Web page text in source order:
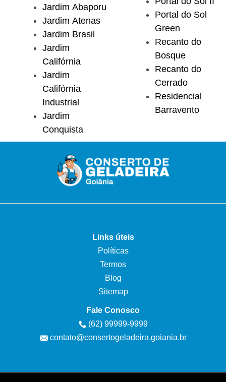
Jardim Abaporu
Jardim Atenas
Jardim Brasil
Jardim
Califórnia
Jardim
Califórnia
Industrial
Jardim
Conquista
Portal do Sol
Green
Recanto do
Bosque
Recanto do
Cerrado
Residencial
Barravento
Links úteis
Políticas
Termos
Blog
Sitemap
Fale Conosco
(62) 99999-9999
contato@consertogeladeira.goiania.br